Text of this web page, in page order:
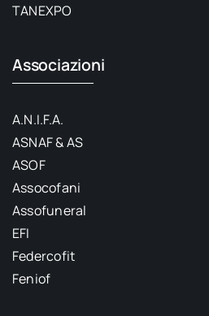
TANEXPO
Associazioni
A.N.I.F.A.
ASNAF & AS
ASOF
Assocofani
Assofuneral
EFI
Federcofit
Feniof